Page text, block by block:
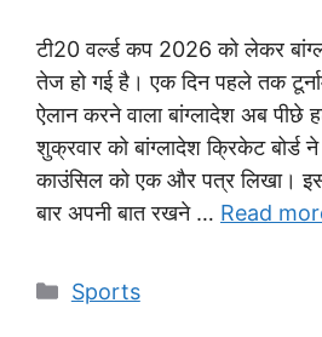
टी20 वर्ल्ड कप 2026 को लेकर
तेज हो गई है। एक दिन पहले तक
ऐलान करने वाला बांग्लादेश अब पीछे
शुक्रवार को बांग्लादेश क्रिकेट
काउंसिल को एक और पत्र लिखा।
बार अपनी बात रखने … Read
Categories
Sports